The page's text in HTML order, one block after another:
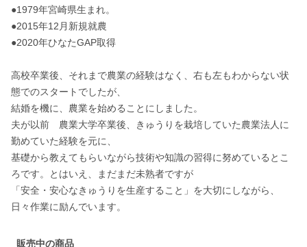
●1979年宮崎県生まれ。
●2015年12月新規就農
●2020年ひなたGAP取得
高校卒業後、それまで農業の経験はなく、右も左もわからない状
態でのスタートでしたが、
結婚を機に、農業を始めることにしました。
夫が以前　農業大学卒業後、きゅうりを栽培していた農業法人に
勤めていた経験を元に、
基礎から教えてもらいながら技術や知識の習得に努めているとこ
ろです。とはいえ、まだまだ未熟者ですが
「安全・安心なきゅうりを生産すること」を大切にしながら、
日々作業に励んでいます。
販売中の商品